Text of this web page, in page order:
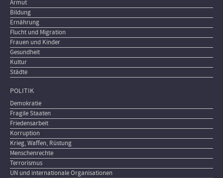
Armut
Bildung
Ernährung
Flucht und Migration
Frauen und Kinder
Gesundheit
Kultur
Städte
POLITIK
Demokratie
Fragile Staaten
Friedensarbeit
Korruption
Krieg, Waffen, Rüstung
Menschenrechte
Terrorismus
UN und internationale Organisationen